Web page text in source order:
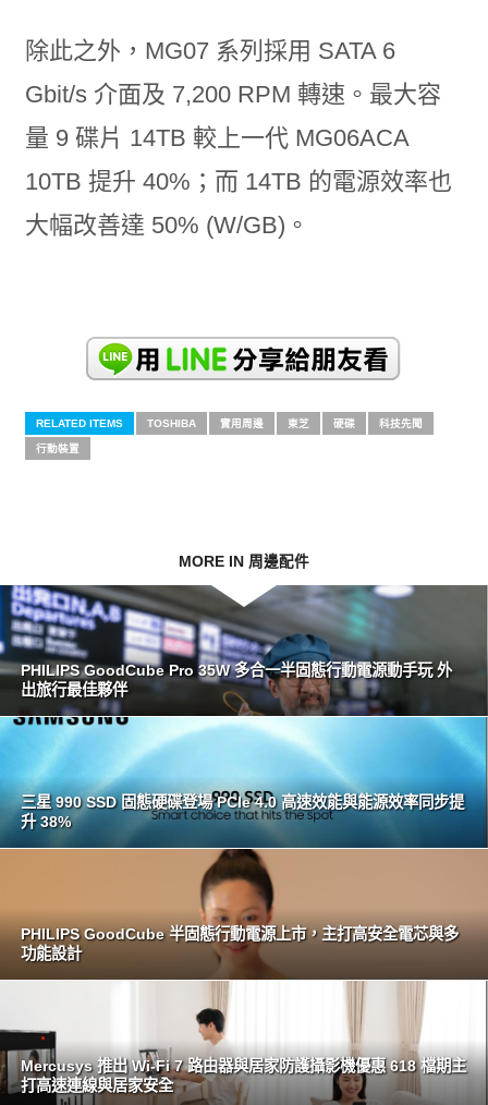
除此之外，MG07 系列採用 SATA 6
Gbit/s 介面及 7,200 RPM 轉速。最大容
量 9 碟片 14TB 較上一代 MG06ACA
10TB 提升 40%；而 14TB 的電源效率也
大幅改善達 50% (W/GB)。
RELATED ITEMS TOSHIBA 實用周邊 東芝 硬碟 科技先聞
行動裝置
MORE IN 周邊配件
PHILIPS GoodCube Pro 35W 多合一半固態行動電源動手玩 外
出旅行最佳夥伴
三星 990 SSD 固態硬碟登場 PCIe 4.0 高速效能與能源效率同步提
升 38%
PHILIPS GoodCube 半固態行動電源上市，主打高安全電芯與多
功能設計
Mercusys 推出 Wi-Fi 7 路由器與居家防護攝影機優惠 618 檔期主
打高速連線與居家安全